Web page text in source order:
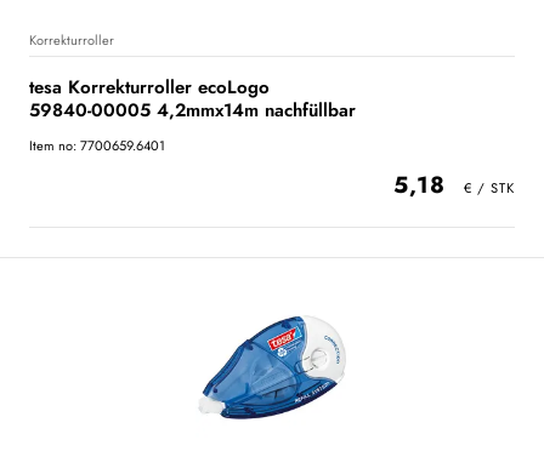
Korrekturroller
tesa Korrekturroller ecoLogo
59840-00005 4,2mmx14m nachfüllbar
Item no: 7700659.6401
5,18